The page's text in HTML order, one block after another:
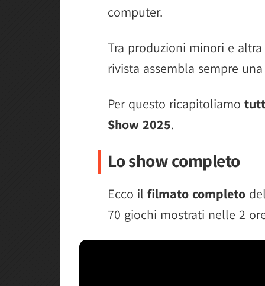
The Rogue Prince of Persia
The Alters
Moonlighter 2
Mandrake
The Last Caretaker
Dark Switch
computer.
Tra produzioni minori e
rivista assembla sempre
Per questo ricapitoliamo
Show 2025.
Lo show completo
Ecco il filmato completo
70 giochi mostrati nelle 2